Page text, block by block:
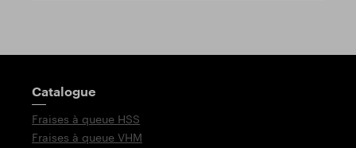
Poteau indicateur
Catalogue
Fraises à queue HSS
Fraises à queue VHM